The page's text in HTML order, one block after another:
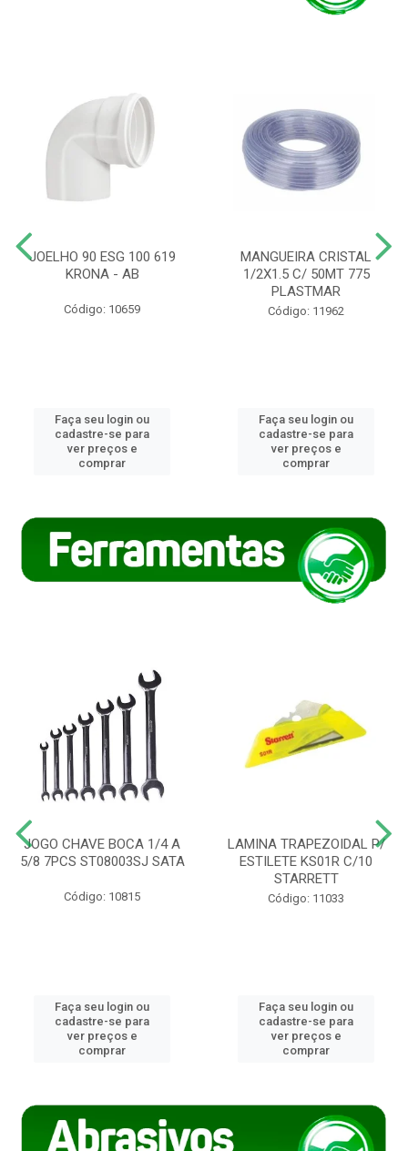
JOELHO 90 ESG 100 619
KRONA - AB
Código: 10659
Faça seu login ou
cadastre-se para
ver preços e
comprar
MANGUEIRA CRISTAL
1/2X1.5 C/ 50MT 775
PLASTMAR
Código: 11962
Faça seu login ou
cadastre-se para
ver preços e
comprar
JOGO CHAVE BOCA 1/4 A
5/8 7PCS ST08003SJ SATA
Código: 10815
Faça seu login ou
cadastre-se para
ver preços e
comprar
LAMINA TRAPEZOIDAL P/
ESTILETE KS01R C/10
STARRETT
Código: 11033
Faça seu login ou
cadastre-se para
ver preços e
comprar